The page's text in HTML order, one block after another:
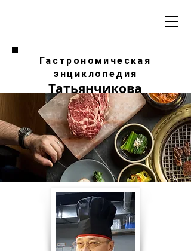
Гастрономическая
энциклопедия
Татьянчикова